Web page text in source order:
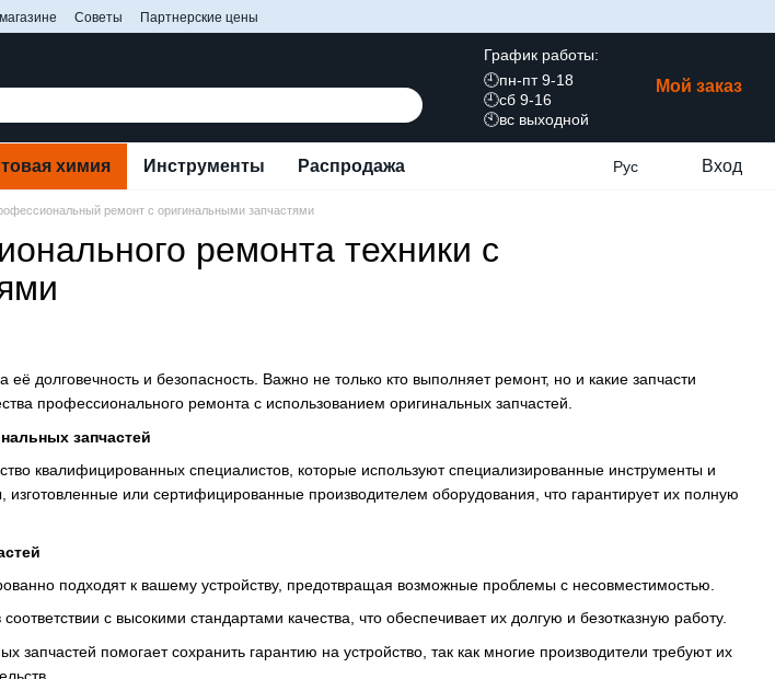
Советы Партнерские цены
График работы:
🕘пн-пт 9-18
🕘сб 9-16
🕙вс выходной
Мой заказ
химия Инструменты Распродажа Рус Вход
ремонт с оригинальными запчастями
ремонта техники с
долговечность и безопасность. Важно не только кто выполняет ремонт, но и какие запчасти
профессионального ремонта с использованием оригинальных запчастей.
запчастей
квалифицированных специалистов, которые используют специализированные инструменты и
или сертифицированные производителем оборудования, что гарантирует их полную
подходят к вашему устройству, предотвращая возможные проблемы с несовместимостью.
с высокими стандартами качества, что обеспечивает их долгую и безотказную работу.
запчастей помогает сохранить гарантию на устройство, так как многие производители требуют их